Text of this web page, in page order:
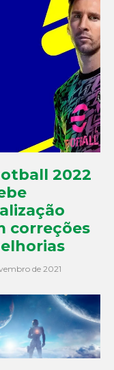
2022
correções
de 2021